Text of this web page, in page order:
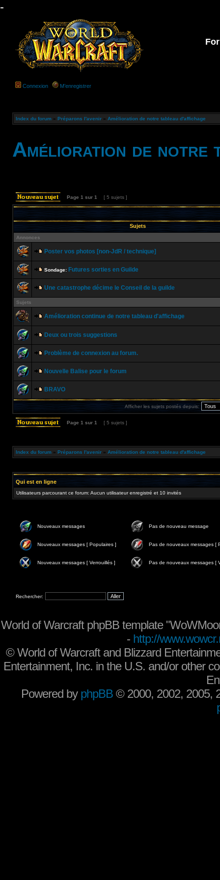
-
Connexion M’enregistrer
Index du forum » Préparons l'avenir » Amélioration de notre tableau d'affichage
Amélioration de notre
Page 1 sur 1 [ 5 sujets ]
Sujets
Annonces
Poster vos photos [non-JdR / technique]
Sondage: Futures sorties en Guilde
Une catastrophe décime le Conseil de la guilde
Sujets
Amélioration continue de notre tableau d'affichage
Deux ou trois suggestions
Problème de connexion au forum.
Nouvelle Balise pour le forum
BRAVO
Afficher les sujets postés depuis:
Page 1 sur 1 [ 5 sujets ]
Index du forum » Préparons l'avenir » Amélioration de notre tableau d'affichage
Qui est en ligne
Utilisateurs parcourant ce forum: Aucun utilisateur enregistré et 10 invités
Nouveaux messages Pas de nouveau message
Nouveaux messages [ Populaires ] Pas de nouveaux messages [
Nouveaux messages [ Verrouillés ] Pas de nouveaux messages [
Rechercher:
World of Warcraft phpBB template
- http://
©World of Warcraft and Blizzard
Entertainment, Inc. in the U.S. and/or other
Powered by phpBB © 2000, 2002, 2005,